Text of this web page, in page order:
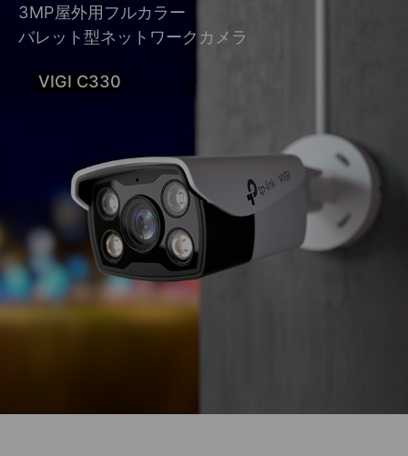
3MP屋外用フルカラー
バレット型ネットワークカメラ
VIGI C330